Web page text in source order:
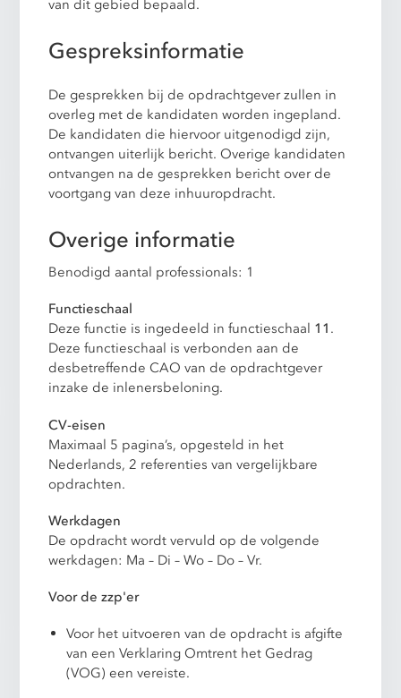
van dit gebied bepaald.
Gespreksinformatie
De gesprekken bij de opdrachtgever zullen in
overleg met de kandidaten worden ingepland.
De kandidaten die hiervoor uitgenodigd zijn,
ontvangen uiterlijk bericht. Overige kandidaten
ontvangen na de gesprekken bericht over de
voortgang van deze inhuuropdracht.
Overige informatie
Benodigd aantal professionals: 1
Functieschaal
Deze functie is ingedeeld in functieschaal 11 .
Deze functieschaal is verbonden aan de
desbetreffende CAO van de opdrachtgever
inzake de inlenersbeloning.
CV-eisen
Maximaal 5 pagina’s, opgesteld in het
Nederlands, 2 referenties van vergelijkbare
opdrachten.
Werkdagen
De opdracht wordt vervuld op de volgende
werkdagen: Ma – Di – Wo – Do – Vr.
Voor de zzp'er
Voor het uitvoeren van de opdracht is afgifte
van een Verklaring Omtrent het Gedrag
(VOG) een vereiste.